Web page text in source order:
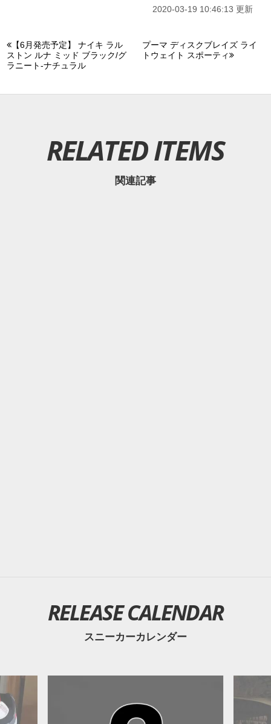
2020-03-19 10:46:13 更新
【6月発売予定】 ナイキ ラル
ストン ルナ ミッド ブラック/グ
ラニート-ナチュラル
プーマ ディスクブレイズ ライ
トウェイト スポーティ
RELATED ITEMS
関連記事
RELEASE CALENDAR
スニーカーカレンダー